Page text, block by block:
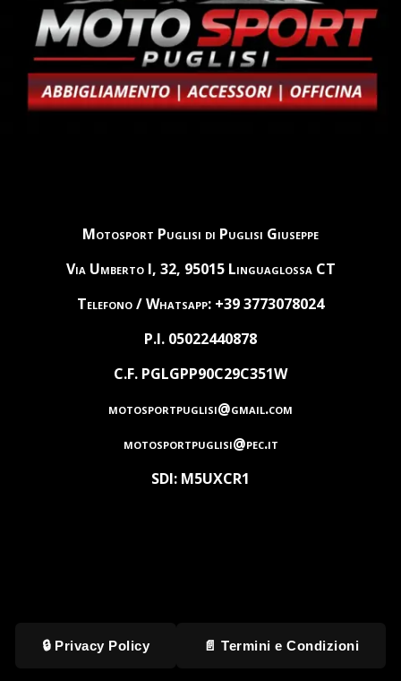
Motosport Puglisi di Puglisi Giuseppe
Via Umberto I, 32, 95015 Linguaglossa CT
Telefono / Whatsapp: +39 3773078024
P.I. 05022440878
C.F. PGLGPP90C29C351W
motosportpuglisi@gmail.com
motosportpuglisi@pec.it
SDI: M5UXCR1
🔒 Privacy Policy 📄 Termini e Condizioni